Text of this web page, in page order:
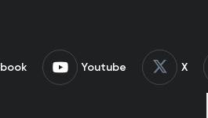
Youtube X